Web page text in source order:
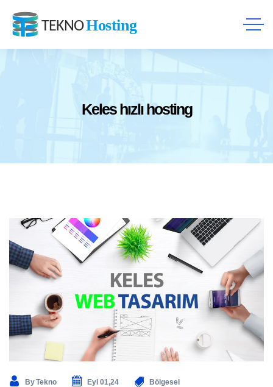
Keles hızlı hosting
ByTekno Eyl 01,24 Bölgesel